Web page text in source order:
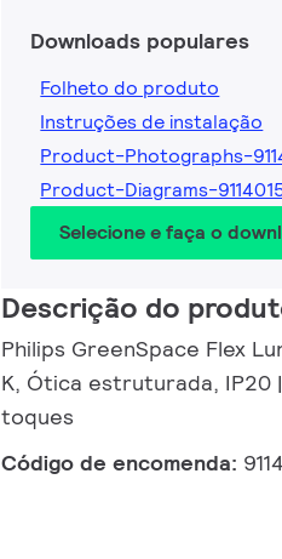
Downloads populares
Folheto do produto
Instruções de instalação
Product-Photographs-
Product-Diagrams-
Selecione e faça o
Descrição do
Philips GreenSpace Flex
K, Ótica estruturada,
toques
Código de encomenda: